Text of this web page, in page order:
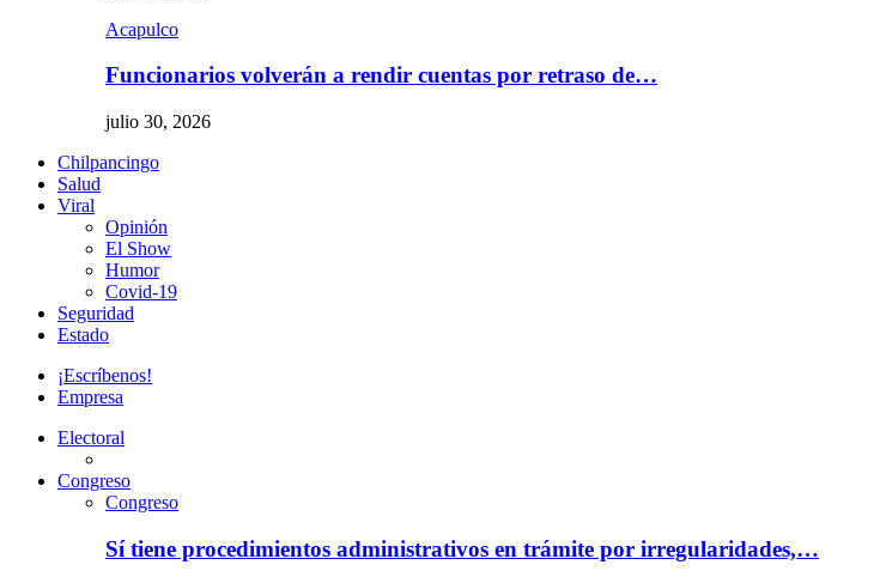
Acapulco
Funcionarios volverán a rendir cuentas por retraso de…
julio 30, 2026
Chilpancingo
Salud
Viral
Opinión
El Show
Humor
Covid-19
Seguridad
Estado
¡Escríbenos!
Empresa
Electoral
Congreso
Congreso
Sí tiene procedimientos administrativos en trámite por irregularidades,…